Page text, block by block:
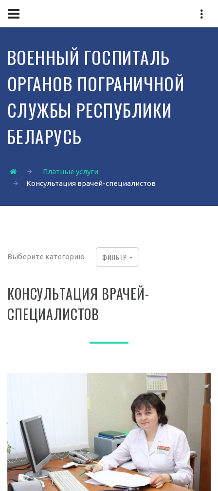
ВОЕННЫЙ ГОСПИТАЛЬ
ОРГАНОВ ПОГРАНИЧНОЙ
СЛУЖБЫ РЕСПУБЛИКИ
БЕЛАРУСЬ
Платные услуги
Консультация врачей-специалистов
Выберите категорию ФИЛЬТР
КОНСУЛЬТАЦИЯ ВРАЧЕЙ-
СПЕЦИАЛИСТОВ